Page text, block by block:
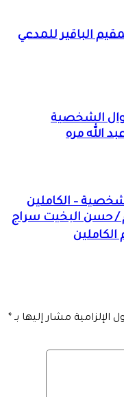
الباقير للمدعي
الشخصية
الله مره
– الكاملين
/ حسن البخيت سراج
الإلزامية مشار إليها بـ *